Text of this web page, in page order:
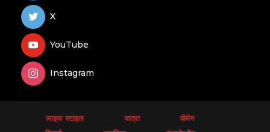
X
YouTube
Instagram
लाइफ स्टाइल यात्रा
वीमेन